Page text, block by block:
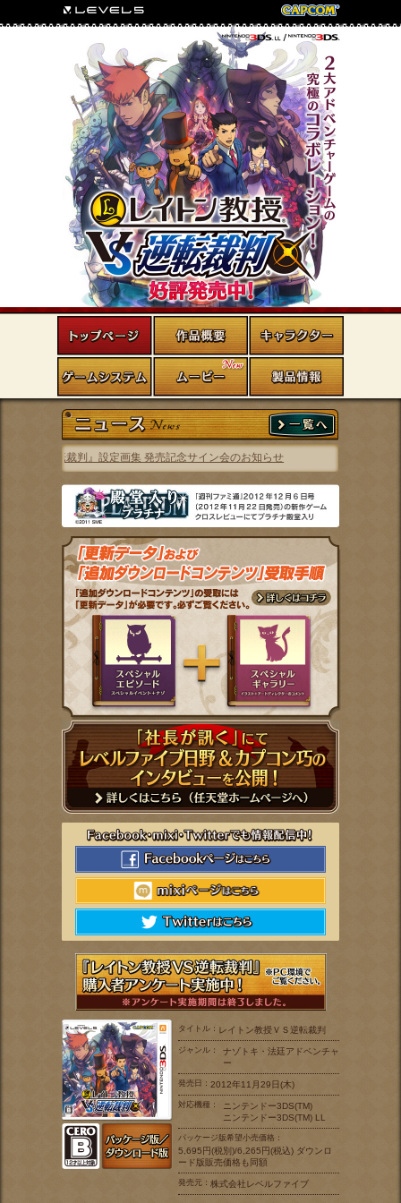
VS逆転裁判』設定画集 発売記念サイン会のお知らせ
タイトル： レイトン教授ＶＳ逆転裁判
ジャンル：
ナゾトキ・法廷アドベンチャ
ー
発売日： 2012年11月29日(木)
対応機種：
ニンテンドー3DS(TM)
ニンテンドー3DS(TM) LL
パッケージ版希望小売価格：
5,695円(税別)/6,265円(税込) ダウンロ
ード版販売価格も同額
発売元： 株式会社レベルファイブ